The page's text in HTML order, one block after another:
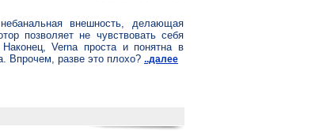
внешность, делающая
позволяет не чувствовать себя
Verna проста и понятна в
Впрочем, разве это плохо? ..далее